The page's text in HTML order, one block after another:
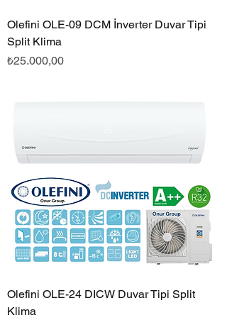
Olefini OLE-09 DCM İnverter Duvar Tipi
Split Klima
Fiyat
₺25.000,00
Olefini OLE-24 DICW Duvar Tipi Split
Klima